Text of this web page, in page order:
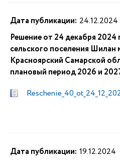
Дата публикации: 24.12.2024
Решение от 24 декабря
сельского поселения Шилан
Красноярский Самарской
плановый период 2026 и
Дата публикации: 19.12.2024